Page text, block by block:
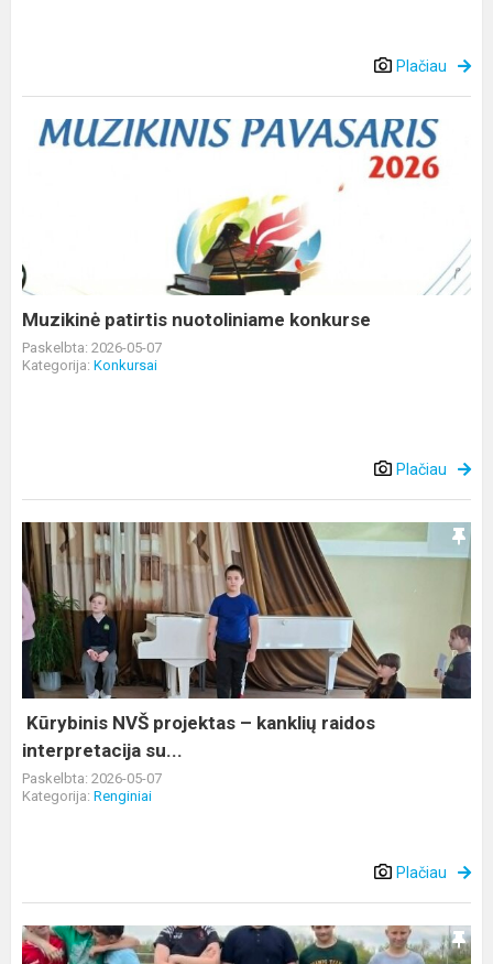
Plačiau
Muzikinė
Muzikinė patirtis nuotoliniame konkurse
Paskelbta: 2026-05-07
Kategorija: Konkursai
Plačiau
Kūrybinis
NVŠ
projektas
–
kanklių
raidos
interpretacija
su...
Kūrybinis NVŠ projektas – kanklių raidos
interpretacija su...
Paskelbta: 2026-05-07
Kategorija: Renginiai
Plačiau
Pažintinė